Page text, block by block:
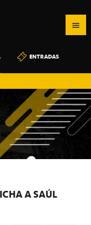
ENTRADAS
A SAÚL